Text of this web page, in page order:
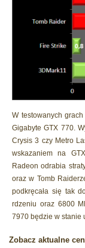
W testowanych
Gigabyte GTX 770.
Crysis 3 czy Metro
wskazaniem na
Radeon odrabia
oraz w Tomb
podkręcała się tak
rdzeniu oraz 6800
7970 będzie w stanie
Zobacz aktualne